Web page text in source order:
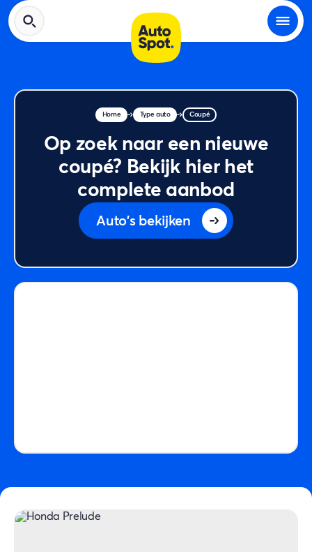
Home Type auto Coupé
Op zoek naar een nieuwe
coupé? Bekijk hier het
complete aanbod
Auto's bekijken